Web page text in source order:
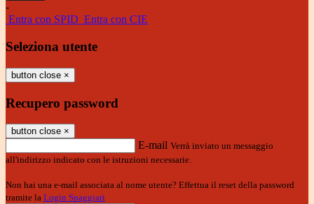
-
Entra con SPID Entra con CIE
Seleziona utente
button close ×
Recupero password
button close ×
E-mail Verrà inviato un messaggio
all'indirizzo indicato con le istruzioni necessarie.
Non hai una e-mail associata al nome utente? Effettua il reset della password
tramite la Login Spaggiari